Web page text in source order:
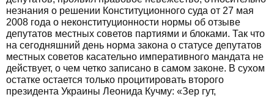
незнания о решении Конституционного суда от 27 мая
2008 года о неконституционности нормы об отзыве
депутатов местных советов партиями и блоками. Так что
на сегодняшний день норма закона о статусе депутатов
местных советов касательно императивного мандата не
действует, о чем четко записано в самом законе. В сухом
остатке остается только процитировать второго
президента Украины Леонида Кучму: «Зер гут,